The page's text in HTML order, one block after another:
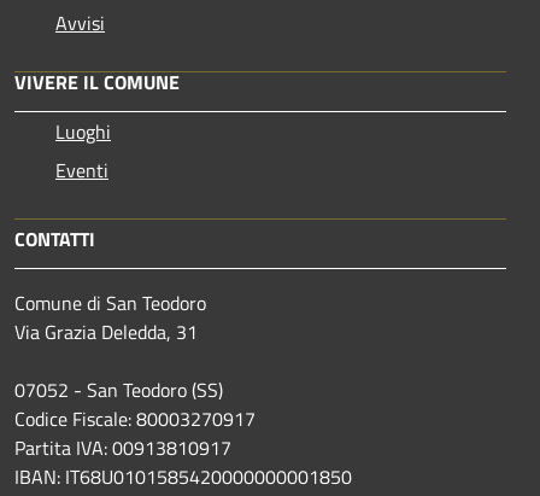
Avvisi
VIVERE IL COMUNE
Luoghi
Eventi
CONTATTI
Comune di San Teodoro
Via Grazia Deledda, 31
07052 - San Teodoro (SS)
Codice Fiscale: 80003270917
Partita IVA: 00913810917
IBAN: IT68U0101585420000000001850